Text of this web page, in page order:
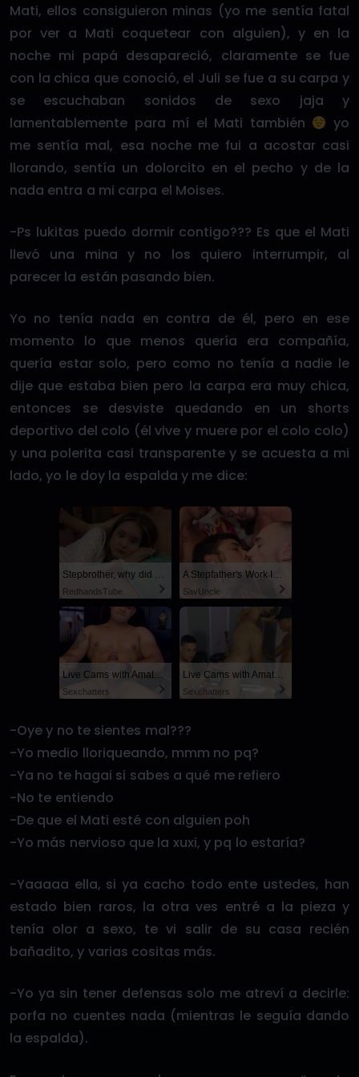
Mati, ellos consiguieron minas (yo me sentía fatal
por ver a Mati coquetear con alguien), y en la
noche mi papá desapareció, claramente se fue
con la chica que conoció, el Juli se fue a su carpa y
se escuchaban sonidos de sexo jaja y
lamentablemente para mí el Mati también
yo
me sentía mal, esa noche me fui a acostar casi
llorando, sentía un dolorcito en el pecho y de la
nada entra a mi carpa el Moises.
-Ps lukitas puedo dormir contigo??? Es que el Mati
llevó una mina y no los quiero interrumpir, al
parecer la están pasando bien.
Yo no tenía nada en contra de él, pero en ese
momento lo que menos quería era compañía,
quería estar solo, pero como no tenía a nadie le
dije que estaba bien pero la carpa era muy chica,
entonces se desviste quedando en un shorts
deportivo del colo (él vive y muere por el colo colo)
y una polerita casi transparente y se acuesta a mi
lado, yo le doy la espalda y me dice:
Stepbrother, why did you show me your dick? Now I want to fuck you with my wet pussy
RedhandsTube
A Stepfather's Work Is Never Done
SayUncle
Live Cams with Amateur Men
Sexchatters
Live Cams with Amateur Men
Sexchatters
-Oye y no te sientes mal???
-Yo medio lloriqueando, mmm no pq?
-Ya no te hagai si sabes a qué me refiero
-No te entiendo
-De que el Mati esté con alguien poh
-Yo más nervioso que la xuxi, y pq lo estaría?
-Yaaaaa ella, si ya cacho todo ente ustedes, han
estado bien raros, la otra ves entré a la pieza y
tenía olor a sexo, te vi salir de su casa recién
bañadito, y varias cositas más.
-Yo ya sin tener defensas solo me atreví a decirle:
porfa no cuentes nada (mientras le seguía dando
la espalda).